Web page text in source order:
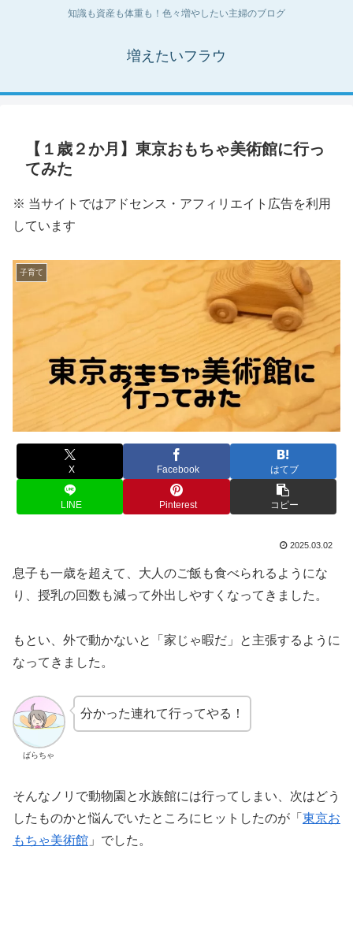
知識も資産も体重も！色々増やしたい主婦のブログ
増えたいフラウ
【１歳２か月】東京おもちゃ美術館に行っ
てみた
※ 当サイトではアドセンス・アフィリエイト広告を利用
しています
子育て
X Facebook はてブ
LINE Pinterest コピー
2025.03.02
息子も一歳を超えて、大人のご飯も食べられるようにな
り、授乳の回数も減って外出しやすくなってきました。
もとい、外で動かないと「家じゃ暇だ」と主張するように
なってきました。
ばらちゃ
分かった連れて行ってやる！
そんなノリで動物園と水族館には行ってしまい、次はどう
したものかと悩んでいたところにヒットしたのが「 東京お
もちゃ美術館 」でした。